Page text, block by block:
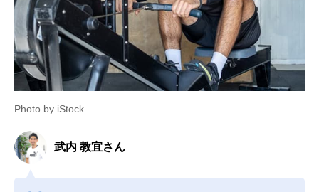
Photo by iStock
武内 教宜さん